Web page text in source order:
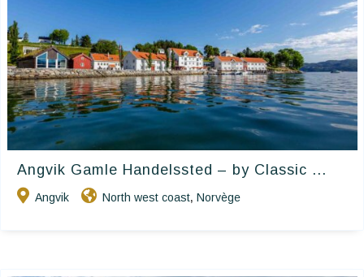
Angvik Gamle Handelssted – by Classic ...
Angvik North west coast, Norvège